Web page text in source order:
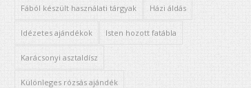
Fából készült használati tárgyak Házi áldás
Idézetes ajándékok Isten hozott fatábla
Karácsonyi asztaldísz
Különleges rózsás ajándék